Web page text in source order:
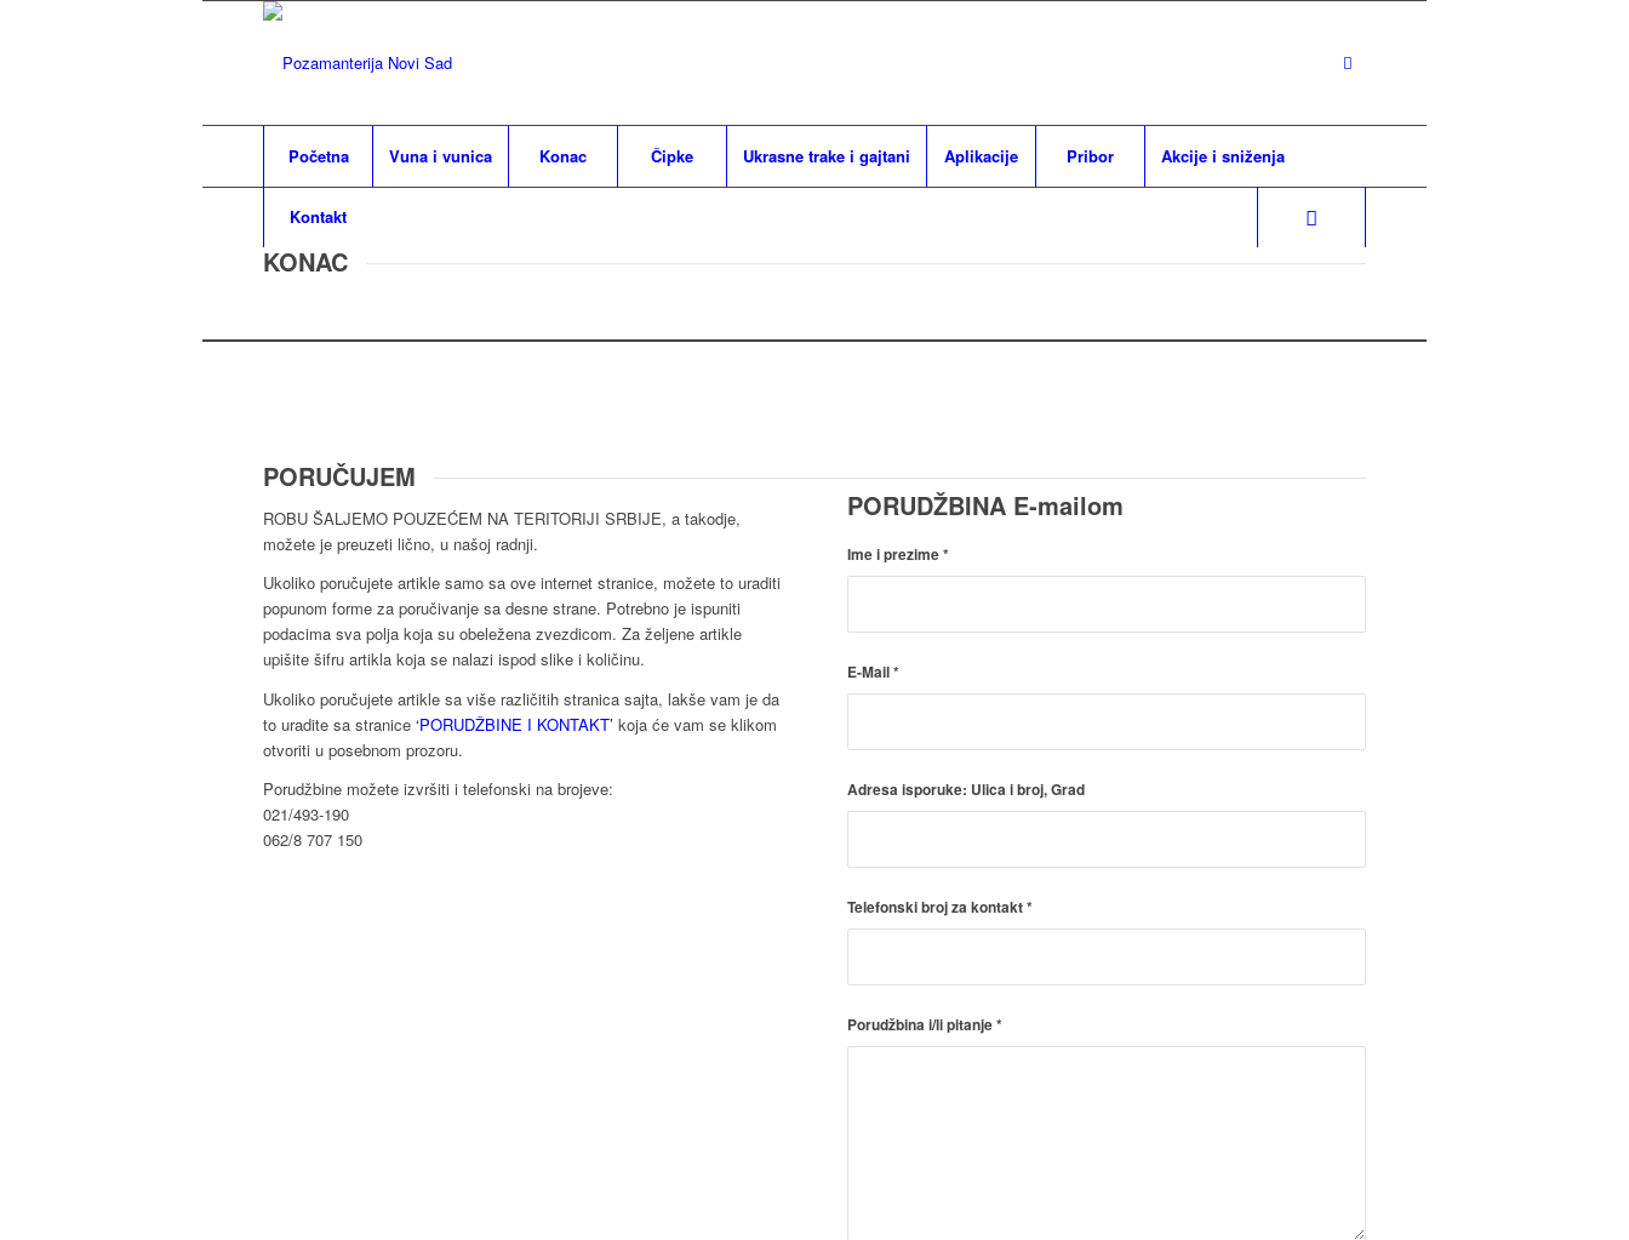
Početna Vuna i vunica Konac Čipke Ukrasne trake i gajtani Aplikacije Pribor Akcije i sniženja
Kontakt
KONAC
PORUČUJEM
ROBU ŠALJEMO POUZEĆEM NA TERITORIJI SRBIJE, a takodje,
možete je preuzeti lično, u našoj radnji.
Ukoliko poručujete artikle samo sa ove internet stranice, možete to uraditi
popunom forme za poručivanje sa desne strane. Potrebno je ispuniti
podacima sva polja koja su obeležena zvezdicom. Za željene artikle
upišite šifru artikla koja se nalazi ispod slike i količinu.
Ukoliko poručujete artikle sa više različitih stranica sajta, lakše vam je da
to uradite sa stranice ‘PORUDŽBINE I KONTAKT’ koja će vam se klikom
otvoriti u posebnom prozoru.
Porudžbine možete izvršiti i telefonski na brojeve:
021/493-190
062/8 707 150
PORUDŽBINA E-mailom
Ime i prezime*
E-Mail*
Adresa isporuke: Ulica i broj, Grad
Telefonski broj za kontakt*
Porudžbina i/li pitanje*